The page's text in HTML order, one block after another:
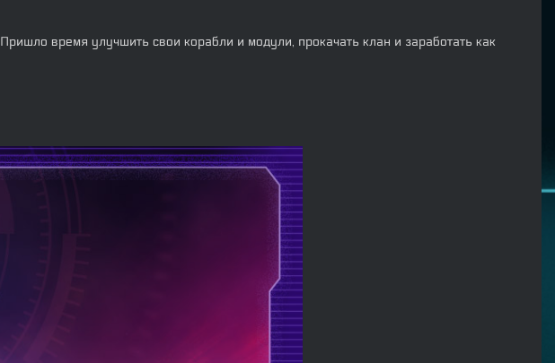
Пришло время улучшить свои корабли и модули, прокачать клан и заработать как